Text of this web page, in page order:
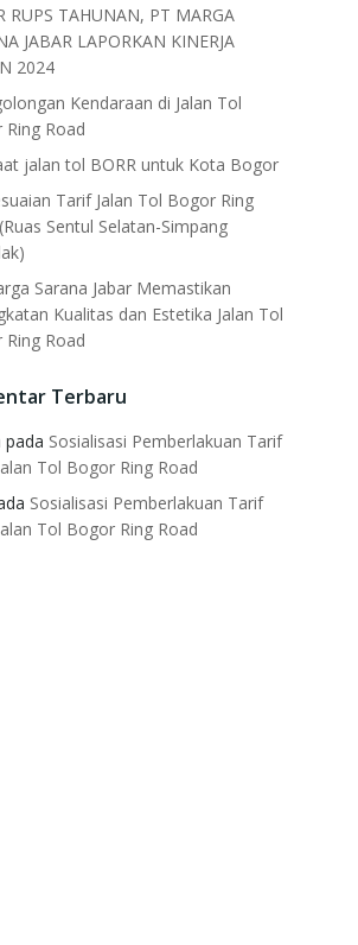
RUPS TAHUNAN, PT MARGA
JABAR LAPORKAN KINERJA
2024
Kendaraan di Jalan Tol
Ring Road
jalan tol BORR untuk Kota Bogor
Tarif Jalan Tol Bogor Ring
Sentul Selatan-Simpang
Sarana Jabar Memastikan
Kualitas dan Estetika Jalan Tol
Ring Road
Terbaru
pada Sosialisasi Pemberlakuan Tarif
Tol Bogor Ring Road
Sosialisasi Pemberlakuan Tarif
Tol Bogor Ring Road